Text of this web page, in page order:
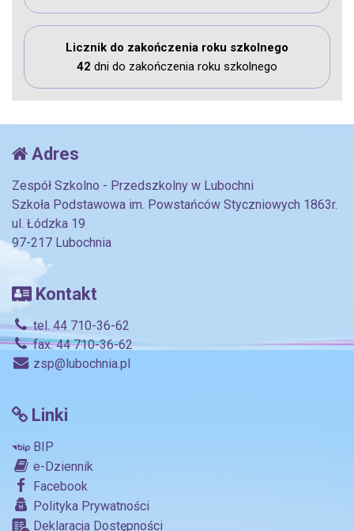
Licznik do zakończenia roku szkolnego
42 dni do zakończenia roku szkolnego
Adres
Zespół Szkolno - Przedszkolny w Lubochni
Szkoła Podstawowa im. Powstańców Styczniowych 1863r.
ul. Łódzka 19
97-217 Lubochnia
Kontakt
tel. 44 710-36-62
fax. 44 710-36-62
zsp@lubochnia.pl
Linki
BIP
e-Dziennik
Facebook
Polityka Prywatności
Deklaracja Dostępności